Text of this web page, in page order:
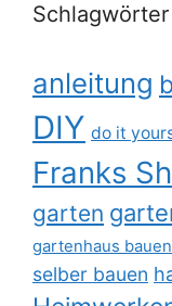
Schlagwörter
anleitung
DIY do it
Franks
garten
gartenhaus bauen
selber bauen